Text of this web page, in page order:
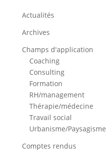
Actualités
Archives
Champs d'application
Coaching
Consulting
Formation
RH/management
Thérapie/médecine
Travail social
Urbanisme/Paysagisme
Comptes rendus